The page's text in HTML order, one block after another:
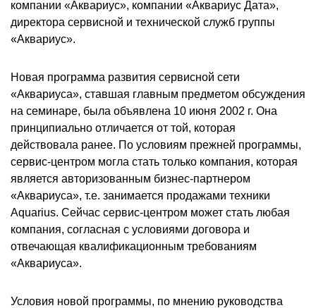
компании «Аквариус», компании «Аквариус Дата»,
директора сервисной и технической служб группы
«Аквариус».
Новая программа развития сервисной сети
«Аквариуса», ставшая главным предметом обсуждения
на семинаре, была объявлена 10 июня 2002 г. Она
принципиально отличается от той, которая
действовала ранее. По условиям прежней программы,
сервис-центром могла стать только компания, которая
является авторизованным бизнес-партнером
«Аквариуса», т.е. занимается продажами техники
Aquarius. Сейчас сервис-центром может стать любая
компания, согласная с условиями договора и
отвечающая квалификационным требованиям
«Аквариуса».
Условия новой программы, по мнению руководства